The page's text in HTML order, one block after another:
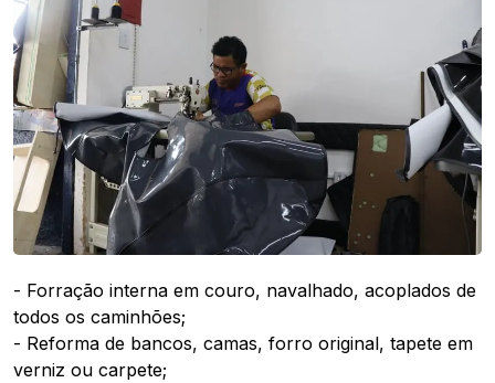
- Forração interna em couro, navalhado, acoplados de
todos os caminhões;
- Reforma de bancos, camas, forro original, tapete em
verniz ou carpete;